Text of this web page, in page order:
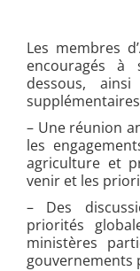
Les membres
encouragés à
dessous,
– Une réunion
les
agriculture et
venir et les
– Des
priorités
ministères
gouvernements